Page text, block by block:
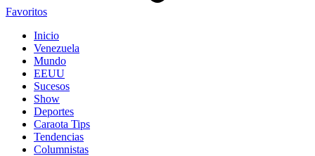
Favoritos
Inicio
Venezuela
Mundo
EEUU
Sucesos
Show
Deportes
Caraota Tips
Tendencias
Columnistas